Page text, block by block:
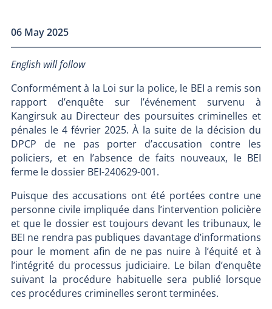
06 May 2025
English will follow
Conformément à la Loi sur la police, le BEI a remis son
rapport d’enquête sur l’événement survenu à
Kangirsuk au Directeur des poursuites criminelles et
pénales le 4 février 2025. À la suite de la décision du
DPCP de ne pas porter d’accusation contre les
policiers, et en l’absence de faits nouveaux, le BEI
ferme le dossier BEI-240629-001.
Puisque des accusations ont été portées contre une
personne civile impliquée dans l’intervention policière
et que le dossier est toujours devant les tribunaux, le
BEI ne rendra pas publiques davantage d’informations
pour le moment afin de ne pas nuire à l’équité et à
l’intégrité du processus judiciaire. Le bilan d’enquête
suivant la procédure habituelle sera publié lorsque
ces procédures criminelles seront terminées.